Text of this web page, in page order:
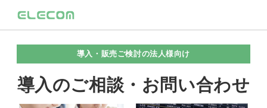
導入・販売ご検討の法人様向け
導入のご相談・お問い合わせ